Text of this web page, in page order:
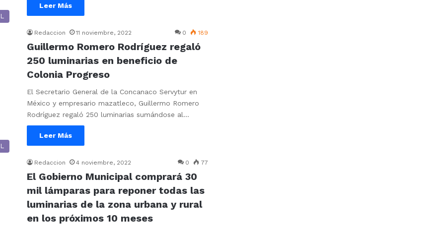
Leer Más
Redaccion 11 noviembre, 2022 0 189
Guillermo Romero Rodríguez regaló
250 luminarias en beneficio de
Colonia Progreso
El Secretario General de la Concanaco Servytur en
México y empresario mazatleco, Guillermo Romero
Rodríguez regaló 250 luminarias sumándose al…
Leer Más
Redaccion 4 noviembre, 2022 0 77
El Gobierno Municipal comprará 30
mil lámparas para reponer todas las
luminarias de la zona urbana y rural
en los próximos 10 meses